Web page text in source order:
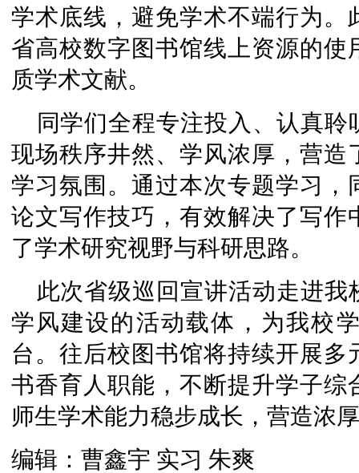
学术底线，避免学术不端行为
省高校数字图书馆线上资源的
质学术文献。
同学们全程专注投入、认真
现场秩序井然、学风浓厚，营
学习氛围。通过本次专题学习
论文写作技巧，有效解决了写
了学术研究视野与科研思路。
此次省级巡回宣讲活动走进
学风建设的活动载体，为我校
台。往后校图书馆将持续开展
书香育人职能，不断提升学子
师生学术能力稳步成长，营造浓
编辑：曹鑫宇 实习 朱爽